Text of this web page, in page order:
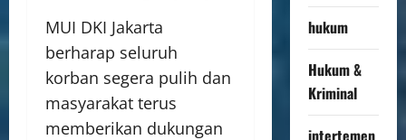
MUI DKI Jakarta
berharap seluruh
korban segera pulih dan
masyarakat terus
memberikan dukungan
hukum
Hukum &
Kriminal
intertemen